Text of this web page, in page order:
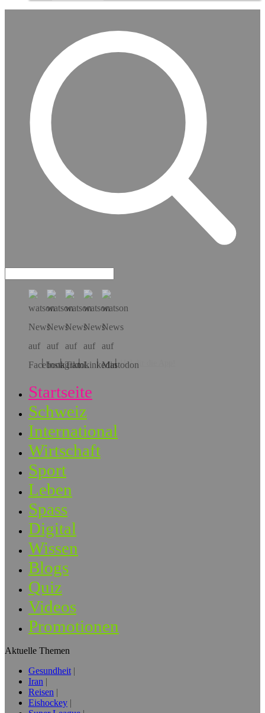
Hol dir die App!
Startseite
Schweiz
International
Wirtschaft
Sport
Leben
Spass
Digital
Wissen
Blogs
Quiz
Videos
Promotionen
Aktuelle Themen
Gesundheit
Iran
Reisen
Eishockey